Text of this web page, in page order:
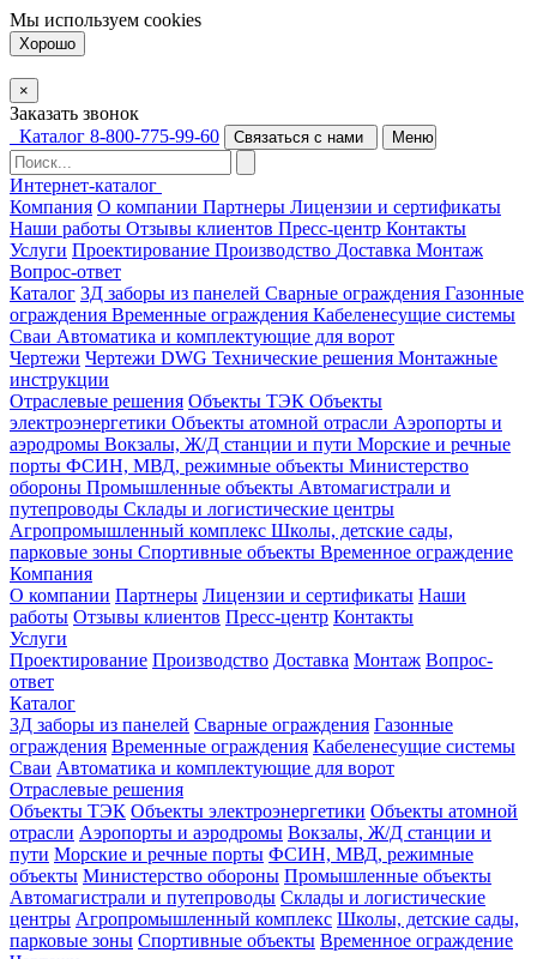
Мы используем cookies
Хорошо
×
Заказать звонок
Каталог 8-800-775-99-60 Связаться с нами Меню
Интернет-каталог
Компания О компании Партнеры Лицензии и сертификаты
Наши работы Отзывы клиентов Пресс-центр Контакты
Услуги Проектирование Производство Доставка Монтаж
Вопрос-ответ
Каталог 3Д заборы из панелей Сварные ограждения Газонные
ограждения Временные ограждения Кабеленесущие системы
Cваи Автоматика и комплектующие для ворот
Чертежи Чертежи DWG Технические решения Монтажные
инструкции
Отраслевые решения Объекты ТЭК Объекты
электроэнергетики Объекты атомной отрасли Аэропорты и
аэродромы Вокзалы, Ж/Д станции и пути Морские и речные
порты ФСИН, МВД, режимные объекты Министерство
обороны Промышленные объекты Автомагистрали и
путепроводы Склады и логистические центры
Агропромышленный комплекс Школы, детские сады,
парковые зоны Спортивные объекты Временное ограждение
Компания
О компании Партнеры Лицензии и сертификаты Наши
работы Отзывы клиентов Пресс-центр Контакты
Услуги
Проектирование Производство Доставка Монтаж Вопрос-
ответ
Каталог
3Д заборы из панелей Сварные ограждения Газонные
ограждения Временные ограждения Кабеленесущие системы
Cваи Автоматика и комплектующие для ворот
Отраслевые решения
Объекты ТЭК Объекты электроэнергетики Объекты атомной
отрасли Аэропорты и аэродромы Вокзалы, Ж/Д станции и
пути Морские и речные порты ФСИН, МВД, режимные
объекты Министерство обороны Промышленные объекты
Автомагистрали и путепроводы Склады и логистические
центры Агропромышленный комплекс Школы, детские сады,
парковые зоны Спортивные объекты Временное ограждение